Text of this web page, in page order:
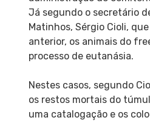
Já segundo o secretário
Matinhos, Sérgio Cioli,
anterior, os animais do
processo de eutanásia.
Nestes casos, segundo
os restos mortais do
uma catalogação e os